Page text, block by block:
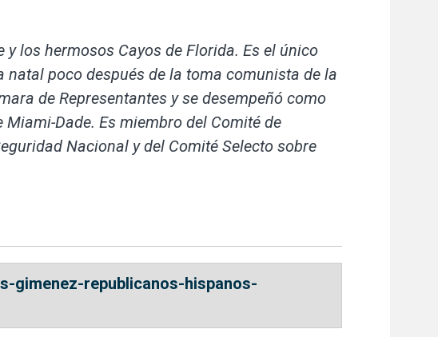
los hermosos Cayos de Florida. Es el único
natal poco después de la toma comunista de la
de Representantes y se desempeñó como
Dade. Es miembro del Comité de
Nacional y del Comité Selecto sobre
gimenez-republicanos-hispanos-